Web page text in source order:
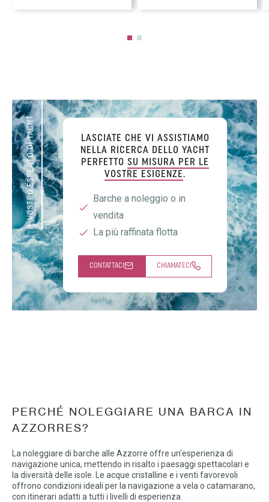
IL VOSTRO ESPERTO DI YACHT
LASCIATE CHE VI ASSISTIAMO
NELLA RICERCA DELLO YACHT
PERFETTO SU MISURA PER LE
VOSTRE ESIGENZE.
Barche a noleggio o in
vendita
La più raffinata flotta
CONTATTACI CHIAMATECI
PERCHÉ NOLEGGIARE UNA BARCA IN
AZZORRES?
La noleggiare di barche alle Azzorre offre un'esperienza di
navigazione unica, mettendo in risalto i paesaggi spettacolari e
la diversità delle isole. Le acque cristalline e i venti favorevoli
offrono condizioni ideali per la navigazione a vela o catamarano,
con itinerari adatti a tutti i livelli di esperienza.